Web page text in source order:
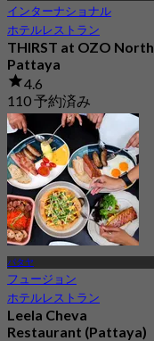
インターナショナル
ホテルレストラン
THIRST at OZO North
Pattaya
4.6
110 予約済み
から
฿ 569
パタヤ
フュージョン
ホテルレストラン
Leela Cheva
Restaurant (Pattaya)